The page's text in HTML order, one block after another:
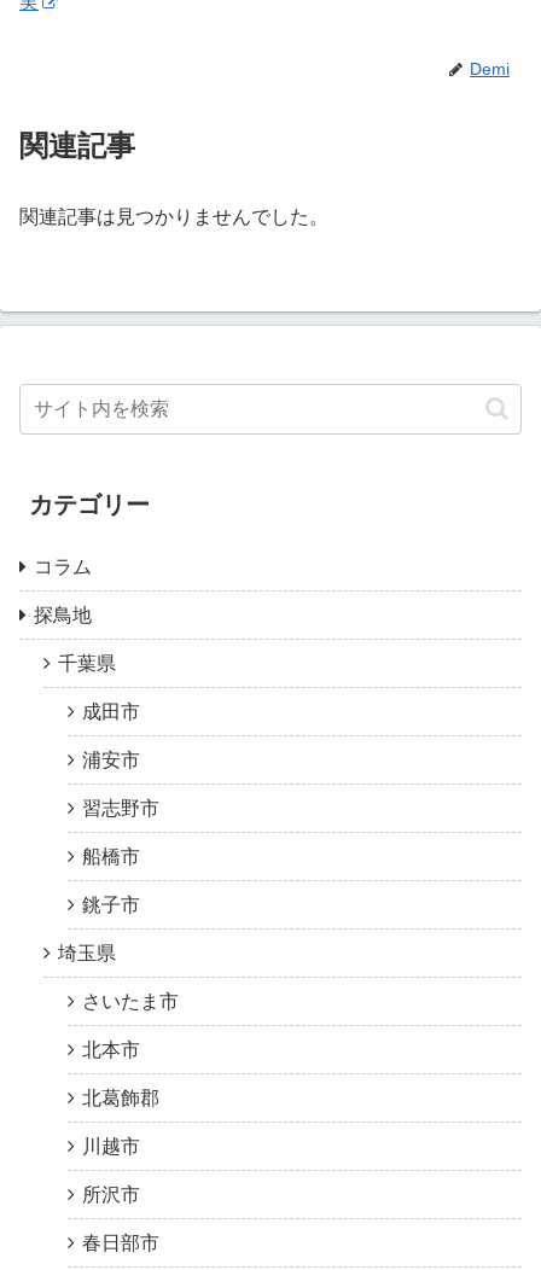
Demi
関連記事
関連記事は見つかりませんでした。
カテゴリー
コラム
探鳥地
千葉県
成田市
浦安市
習志野市
船橋市
銚子市
埼玉県
さいたま市
北本市
北葛飾郡
川越市
所沢市
春日部市